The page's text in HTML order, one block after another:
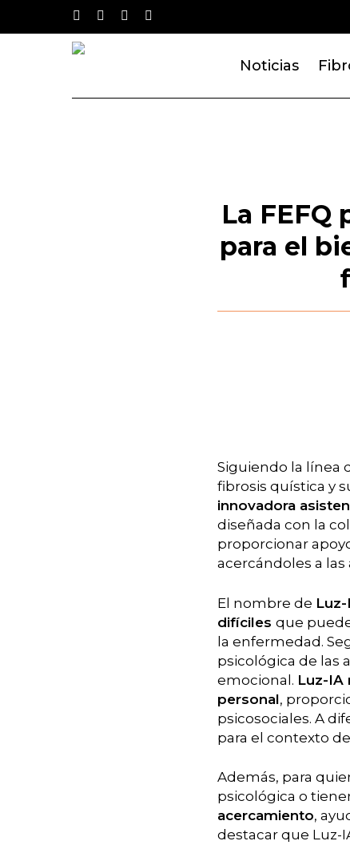
Hit enter to search or ESC to close
Noticias
La FEFQ
para el
Siguiendo la línea
fibrosis quística y
innovadora
diseñada con la
proporcionar
acercándoles a las
El nombre de
difíciles que
la enfermedad.
psicológica de las
emocional. Luz-IA
personal,
psicosociales. A
para el contexto
Además, para
psicológica o
acercamiento,
destacar que Luz-